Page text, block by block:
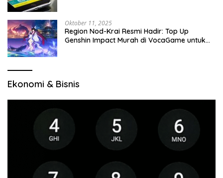
Oktober 11, 2025
Region Nod-Krai Resmi Hadir: Top Up
Genshin Impact Murah di VocaGame untuk
Ekonomi & Bisnis